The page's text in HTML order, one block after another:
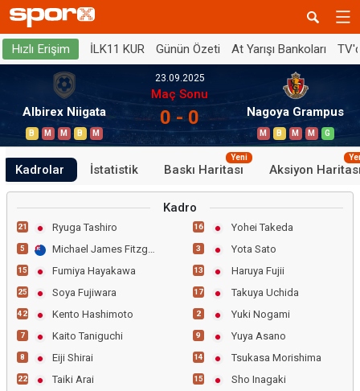
Hızlı Erişim İLK11 KUR Günün Özeti At Yarışı Bankoları
Albirex Niigata
B M M B M
23.09.2025
Maç Sonu
0 - 0 Nagoya Grampus
M B M M G
Kadrolar İstatistik Baskı Haritası
Yeni
Aksiyon
Kadro
21 Ryuga Tashiro
5 Michael James Fitzgerald
15 Fumiya Hayakawa
25 Soya Fujiwara
42 Kento Hashimoto
7 Kaito Taniguchi
8 Eiji Shirai
22 Taiki Arai
16 Yohei Takeda
3 Yota Sato
13 Haruya Fujii
17 Takuya Uchida
2 Yuki Nogami
9 Yuya Asano
14 Tsukasa Morishima
15 Sho Inagaki